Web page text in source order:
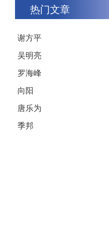
热门文章
谢方平
吴明亮
罗海峰
向阳
唐乐为
季邦